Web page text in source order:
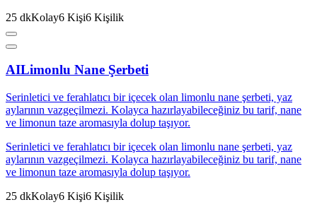
25 dkKolay6 Kişi6 Kişilik
AILimonlu Nane Şerbeti
Serinletici ve ferahlatıcı bir içecek olan limonlu nane şerbeti, yaz
aylarının vazgeçilmezi. Kolayca hazırlayabileceğiniz bu tarif, nane
ve limonun taze aromasıyla dolup taşıyor.
Serinletici ve ferahlatıcı bir içecek olan limonlu nane şerbeti, yaz
aylarının vazgeçilmezi. Kolayca hazırlayabileceğiniz bu tarif, nane
ve limonun taze aromasıyla dolup taşıyor.
25 dkKolay6 Kişi6 Kişilik